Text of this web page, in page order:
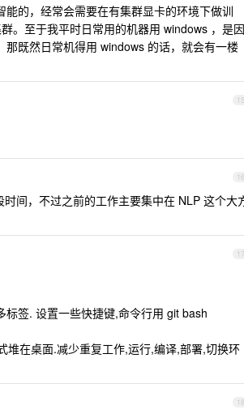
的，经常会需要在有集群显卡的环境下做训
。至于我平时日常用的机器用 windows ，是因
既然日常机得用 windows 的话，就会有一楼
15
16
间，不过之前的工作主要集中在 NLP 这个大
17
签. 设置一些快捷键,命令行用 git bash
在桌面.减少重复工作,运行,编译,部署,切换环
18